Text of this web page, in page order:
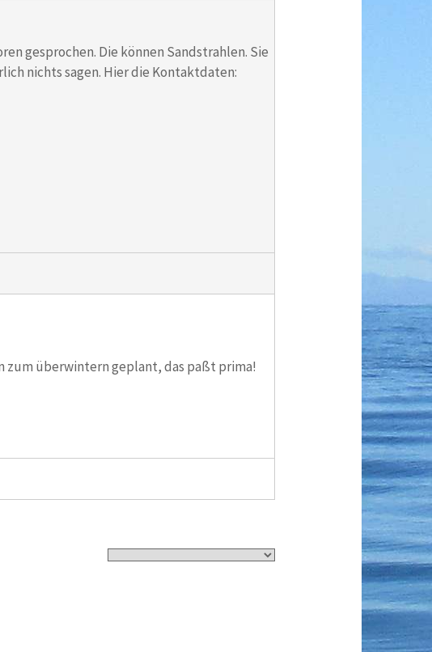
gesprochen. Die können Sandstrahlen. Sie
nichts sagen. Hier die Kontaktdaten:
zum überwintern geplant, das paßt prima!